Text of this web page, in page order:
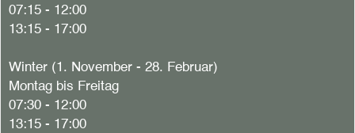
07:15 - 12:00
13:15 - 17:00
Winter (1. November - 28. Februar)
Montag bis Freitag
07:30 - 12:00
13:15 - 17:00